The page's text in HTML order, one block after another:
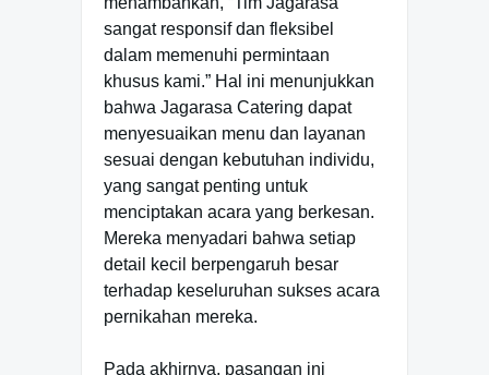
sangat responsif dan fleksibel
dalam memenuhi permintaan
khusus kami.” Hal ini menunjukkan
bahwa Jagarasa Catering dapat
menyesuaikan menu dan layanan
sesuai dengan kebutuhan individu,
yang sangat penting untuk
menciptakan acara yang berkesan.
Mereka menyadari bahwa setiap
detail kecil berpengaruh besar
terhadap keseluruhan sukses acara
pernikahan mereka.
Pada akhirnya, pasangan ini